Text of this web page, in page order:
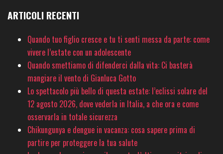
ARTICOLI RECENTI
Quando tuo figlio cresce e tu ti senti messa da parte: come
vivere l’estate con un adolescente
Quando smettiamo di difenderci dalla vita: Ci basterà
mangiare il vento di Gianluca Gotto
Lo spettacolo più bello di questa estate: l’eclissi solare del
12 agosto 2026, dove vederla in Italia, a che ora e come
osservarla in totale sicurezza
Chikungunya e dengue in vacanza: cosa sapere prima di
partire per proteggere la tua salute